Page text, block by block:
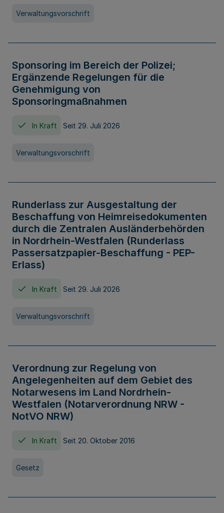
Verwaltungsvorschrift
Sponsoring im Bereich der Polizei;
Ergänzende Regelungen für die
Genehmigung von
Sponsoringmaßnahmen
In Kraft Seit 29. Juli 2026
Verwaltungsvorschrift
Runderlass zur Ausgestaltung der
Beschaffung von Heimreisedokumenten
durch die Zentralen Ausländerbehörden
in Nordrhein-Westfalen (Runderlass
Passersatzpapier-Beschaffung - PEP-
Erlass)
In Kraft Seit 29. Juli 2026
Verwaltungsvorschrift
Verordnung zur Regelung von
Angelegenheiten auf dem Gebiet des
Notarwesens im Land Nordrhein-
Westfalen (Notarverordnung NRW -
NotVO NRW)
In Kraft Seit 20. Oktober 2016
Gesetz